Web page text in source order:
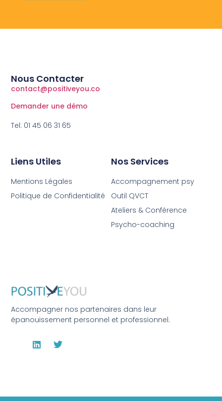
Accompagner nos partenaires dans leur
épanouissement personnel et professionnel.
Nos Services
Accompagnement psy
Outil QVCT
Ateliers & Conférence
Psycho-coaching
Liens Utiles
Mentions Légales
Politique de Confidentialité
Nous Contacter
contact@positiveyou.co
Demander une démo
Tel: 01 45 06 31 65